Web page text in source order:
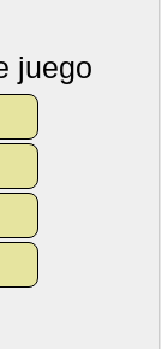
juego